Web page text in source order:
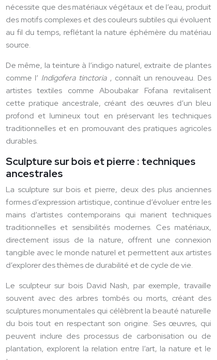
nécessite que des matériaux végétaux et de l’eau, produit
des motifs complexes et des couleurs subtiles qui évoluent
au fil du temps, reflétant la nature éphémère du matériau
source.
De même, la teinture à l’indigo naturel, extraite de plantes
comme l’ Indigofera tinctoria , connaît un renouveau. Des
artistes textiles comme Aboubakar Fofana revitalisent
cette pratique ancestrale, créant des œuvres d’un bleu
profond et lumineux tout en préservant les techniques
traditionnelles et en promouvant des pratiques agricoles
durables.
Sculpture sur bois et pierre : techniques
ancestrales
La sculpture sur bois et pierre, deux des plus anciennes
formes d’expression artistique, continue d’évoluer entre les
mains d’artistes contemporains qui marient techniques
traditionnelles et sensibilités modernes. Ces matériaux,
directement issus de la nature, offrent une connexion
tangible avec le monde naturel et permettent aux artistes
d’explorer des thèmes de durabilité et de cycle de vie.
Le sculpteur sur bois David Nash, par exemple, travaille
souvent avec des arbres tombés ou morts, créant des
sculptures monumentales qui célèbrent la beauté naturelle
du bois tout en respectant son origine. Ses œuvres, qui
peuvent inclure des processus de carbonisation ou de
plantation, explorent la relation entre l’art, la nature et le